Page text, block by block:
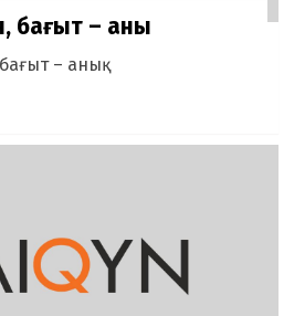
бағыт – анық
– анық